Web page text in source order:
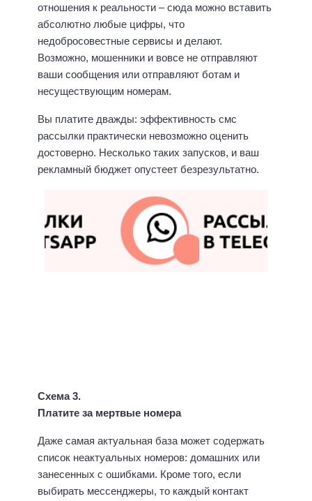
отношения к реальности – сюда можно вставить
абсолютно любые цифры, что
недобросовестные сервисы и делают.
Возможно, мошенники и вовсе не отправляют
ваши сообщения или отправляют ботам и
несуществующим номерам.
Вы платите дважды: эффективность смс
рассылки практически невозможно оценить
достоверно. Несколько таких запусков, и ваш
рекламный бюджет опустеет безрезультатно.
Схема 3.
Платите за мертвые номера
Даже самая актуальная база может содержать
список неактуальных номеров: домашних или
занесенных с ошибками. Кроме того, если
выбирать мессенджеры, то каждый контакт